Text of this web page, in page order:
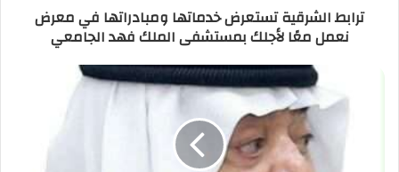
ترابط الشرقية تستعرض خدماتها ومبادراتها في معرض
نعمل معًا لأجلك بمستشفى الملك فهد الجامعي